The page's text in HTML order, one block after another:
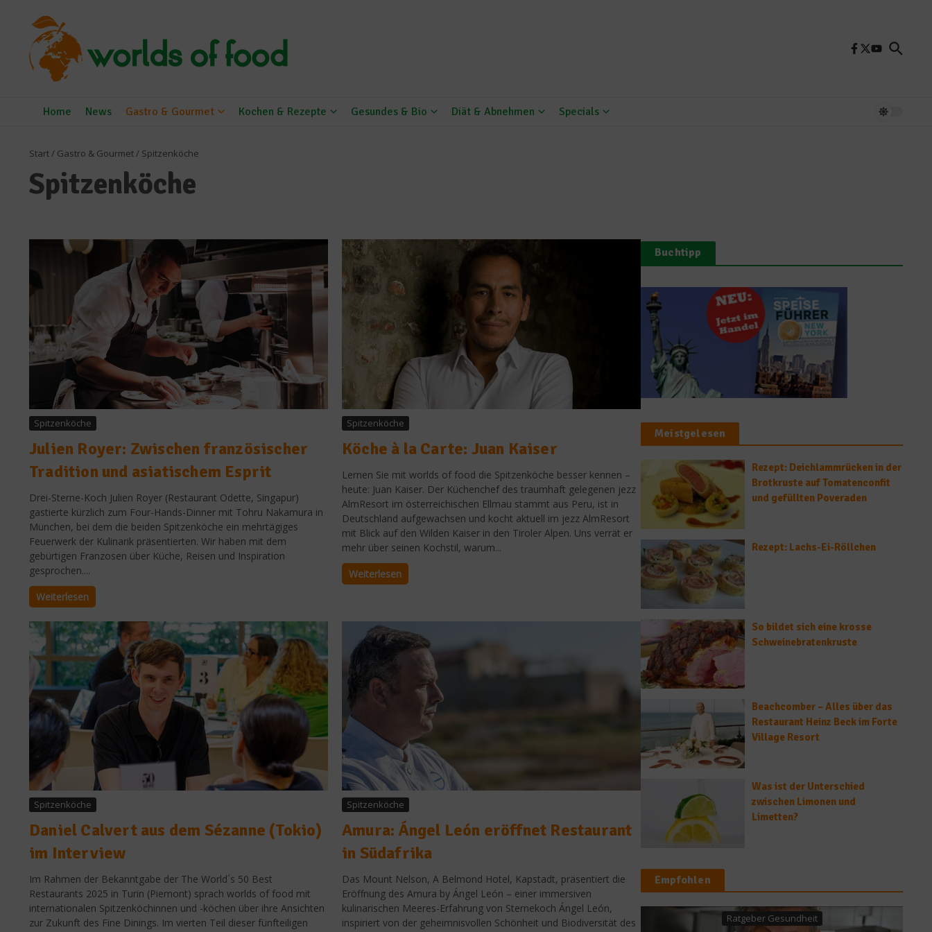
Home News Gastro & Gourmet Kochen & Rezepte Gesundes & Bio Diät & Abnehmen Specials
Start/ Gastro & Gourmet/ Spitzenköche
Spitzenköche
Spitzenköche
Julien Royer: Zwischen französischer
Tradition und asiatischem Esprit
Drei-Sterne-Koch Julien Royer (Restaurant Odette, Singapur)
gastierte kürzlich zum Four-Hands-Dinner mit Tohru Nakamura in
München, bei dem die beiden Spitzenköche ein mehrtägiges
Feuerwerk der Kulinarik präsentierten. Wir haben mit dem
gebürtigen Franzosen über Küche, Reisen und Inspiration
gesprochen....
Weiterlesen
Spitzenköche
Köche à la Carte: Juan Kaiser
Lernen Sie mit worlds of food die Spitzenköche besser kennen –
heute: Juan Kaiser. Der Küchenchef des traumhaft gelegenen jezz
AlmResort im österreichischen Ellmau stammt aus Peru, ist in
Deutschland aufgewachsen und kocht aktuell im jezz AlmResort
mit Blick auf den Wilden Kaiser in den Tiroler Alpen. Uns verrät er
mehr über seinen Kochstil, warum...
Weiterlesen
Spitzenköche
Daniel Calvert aus dem Sézanne (Tokio)
im Interview
Im Rahmen der Bekanntgabe der The World´s 50 Best
Restaurants 2025 in Turin (Piemont) sprach worlds of food mit
internationalen Spitzenköchinnen und -köchen über ihre Ansichten
zur Zukunft des Fine Dinings. Im vierten Teil dieser fünfteiligen
Spitzenköche
Amura: Ángel León eröffnet Restaurant
in Südafrika
Das Mount Nelson, A Belmond Hotel, Kapstadt, präsentiert die
Eröffnung des Amura by Ángel León – einer immersiven
kulinarischen Meeres-Erfahrung von Sternekoch Ángel León,
inspiriert von der geheimnisvollen Schönheit und Biodiversität des
Buchtipp
Meistgelesen
Rezept: Deichlammrücken in der
Brotkruste auf Tomatenconfit
und gefüllten Poveraden
Rezept: Lachs-Ei-Röllchen
So bildet sich eine krosse
Schweinebratenkruste
Beachcomber – Alles über das
Restaurant Heinz Beck im Forte
Village Resort
Was ist der Unterschied
zwischen Limonen und
Limetten?
Empfohlen
Ratgeber Gesundheit